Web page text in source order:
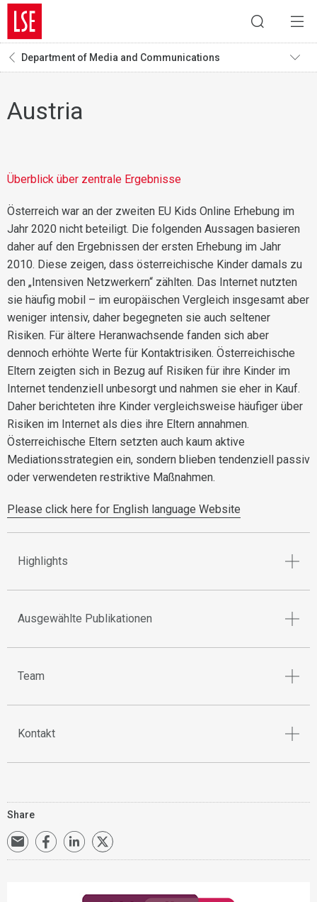
Department of Media and Communications
Austria
Überblick über zentrale Ergebnisse
Österreich war an der zweiten EU Kids Online Erhebung im
Jahr 2020 nicht beteiligt. Die folgenden Aussagen basieren
daher auf den Ergebnissen der ersten Erhebung im Jahr
2010. Diese zeigen, dass österreichische Kinder damals zu
den „Intensiven Netzwerkern“ zählten. Das Internet nutzten
sie häufig mobil – im europäischen Vergleich insgesamt aber
weniger intensiv, daher begegneten sie auch seltener
Risiken. Für ältere Heranwachsende fanden sich aber
dennoch erhöhte Werte für Kontaktrisiken. Österreichische
Eltern zeigten sich in Bezug auf Risiken für ihre Kinder im
Internet tendenziell unbesorgt und nahmen sie eher in Kauf.
Daher berichteten ihre Kinder vergleichsweise häufiger über
Risiken im Internet als dies ihre Eltern annahmen.
Österreichische Eltern setzten auch kaum aktive
Mediationsstrategien ein, sondern blieben tendenziell passiv
oder verwendeten restriktive Maßnahmen.
Please click here for English language Website
Highlights
Ausgewählte Publikationen
Team
Kontakt
Share